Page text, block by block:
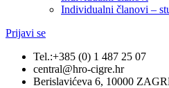
Individualni članovi –
Prijavi se
Tel.:+385 (0) 1 487 25 07
central@hro-cigre.hr
Berislavićeva 6, 10000